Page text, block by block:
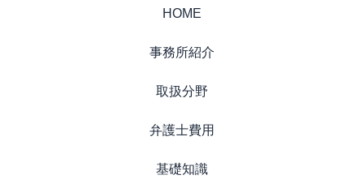
HOME
事務所紹介
取扱分野
弁護士費用
基礎知識